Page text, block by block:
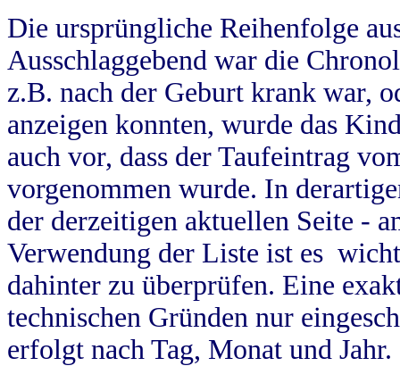
Die ursprüngliche Reihenfolge
Ausschlaggebend war die
z.B. nach der Geburt krank war,
anzeigen konnten, wurde das
auch vor, dass der Taufeintrag
vorgenommen wurde. In
der derzeitigen aktuellen Seite -
Verwendung der Liste ist es
dahinter zu überprüfen. Eine
technischen Gründen nur
erfolgt nach Tag, Monat und Jahr.